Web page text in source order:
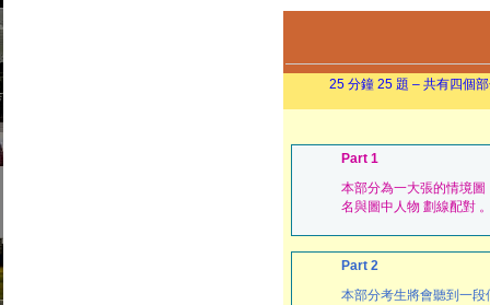
25 分鐘 25 題 – 共有四個
Part 1
本部分為一大張的情境
名與圖中人物 劃線配對
Part 2
本部分考生將會聽到一